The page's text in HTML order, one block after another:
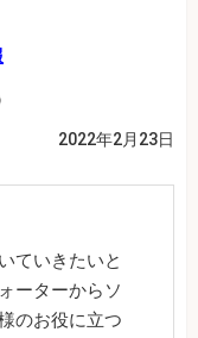
2022年2月23日
ていきたいと
ーターからソ
のお役に立つ